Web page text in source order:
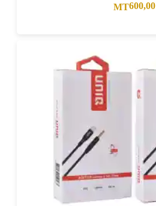
MT600,00